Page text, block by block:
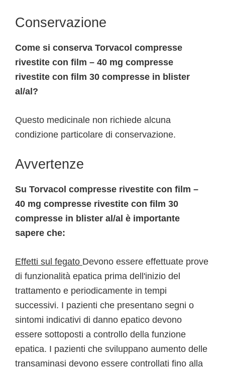
Conservazione
Come si conserva Torvacol compresse
rivestite con film – 40 mg compresse
rivestite con film 30 compresse in blister
al/al?
Questo medicinale non richiede alcuna
condizione particolare di conservazione.
Avvertenze
Su Torvacol compresse rivestite con film –
40 mg compresse rivestite con film 30
compresse in blister al/al è importante
sapere che:
Effetti sul fegato Devono essere effettuate prove
di funzionalità epatica prima dell'inizio del
trattamento e periodicamente in tempi
successivi. I pazienti che presentano segni o
sintomi indicativi di danno epatico devono
essere sottoposti a controllo della funzione
epatica. I pazienti che sviluppano aumento delle
transaminasi devono essere controllati fino alla